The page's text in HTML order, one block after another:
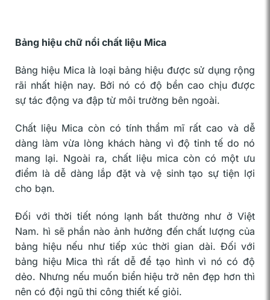
Bảng hiệu chữ nổi chất liệu Mica
Bảng hiệu Mica là loại bảng hiệu được sử dụng rộng
rãi nhất hiện nay. Bởi nó có độ bền cao chịu được
sự tác động va đập từ môi trường bên ngoài.
Chất liệu Mica còn có tính thẩm mĩ rất cao và dễ
dàng làm vừa lòng khách hàng vì độ tinh tế do nó
mang lại. Ngoài ra, chất liệu mica còn có một ưu
điểm là dễ dàng lắp đặt và vệ sinh tạo sự tiện lợi
cho bạn.
Đối với thời tiết nóng lạnh bất thường như ở Việt
Nam. hì sẽ phần nào ảnh hưởng đến chất lượng của
bảng hiệu nếu như tiếp xúc thời gian dài. Đối với
bảng hiệu Mica thì rất dễ để tạo hình vì nó có độ
dẻo. Nhưng nếu muốn biển hiệu trở nên đẹp hơn thì
nên có đội ngũ thi công thiết kế giỏi.